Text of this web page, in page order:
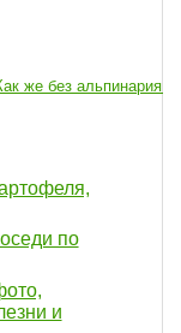
же без альпинария...
по
и